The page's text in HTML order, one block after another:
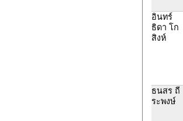
อินทร์
ธิดา โก
สิงห์
ธนสร ถี
ระพงษ์